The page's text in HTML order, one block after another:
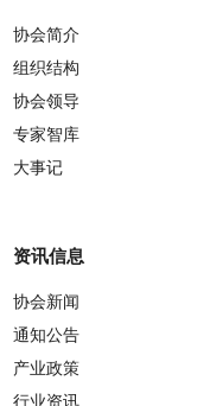
协会简介
组织结构
协会领导
专家智库
大事记
资讯信息
协会新闻
通知公告
产业政策
行业资讯